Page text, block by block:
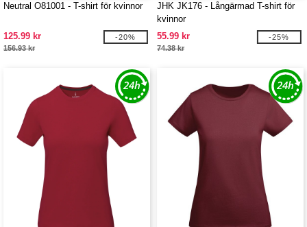
Neutral O81001 - T-shirt för kvinnor
125.99 kr
156.93 kr
-20%
JHK JK176 - Långärmad T-shirt för
kvinnor
55.99 kr
74.38 kr
-25%